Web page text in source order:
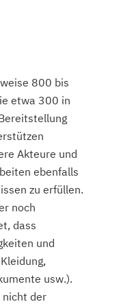
800 bis
etwa 300 in
Akteure und
ebenfalls
zu erfüllen.
noch
dass
und
usw.).
nicht der